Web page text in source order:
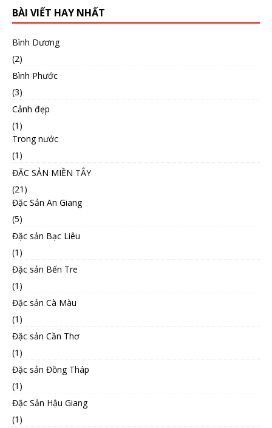
BÀI VIẾT HAY NHẤT
Bình Dương
(2)
Bình Phước
(3)
Cảnh đẹp
(1)
Trong nước
(1)
ĐẶC SẢN MIỀN TÂY
(21)
Đặc Sản An Giang
(5)
Đặc sản Bạc Liêu
(1)
Đặc sản Bến Tre
(1)
Đặc sản Cà Màu
(1)
Đặc sản Cần Thơ
(1)
Đặc sản Đồng Tháp
(1)
Đặc Sản Hậu Giang
(1)